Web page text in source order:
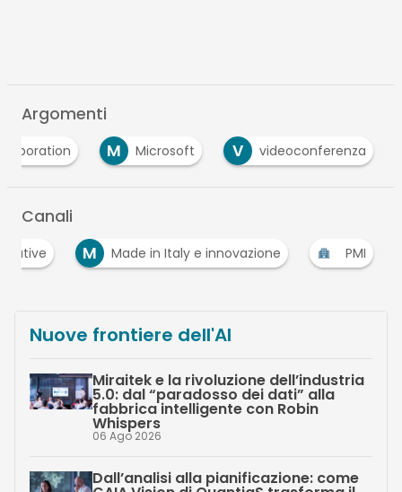
Argomenti
M Microsoft V
videoconferenza
Canali
M Made in Italy e innovazione
PMI
Nuove frontiere dell'AI
Miraitek e la rivoluzione dell’industria
5.0: dal “paradosso dei dati” alla
fabbrica intelligente con Robin
Whispers
06 Ago 2026
Dall’analisi alla pianificazione: come